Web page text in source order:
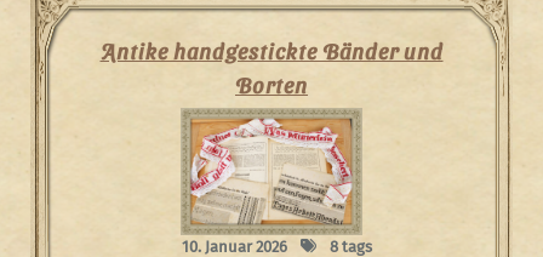
Antike handgestickte Bänder und
Borten
10. Januar 2026 8 tags